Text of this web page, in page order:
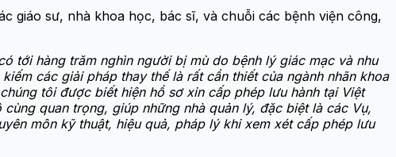
giáo sư, nhà khoa học, bác sĩ, và chuỗi các bệnh viện công,
tới hàng trăm nghìn người bị mù do bệnh lý giác mạc và nhu
các giải pháp thay thế là rất cần thiết của ngành nhãn khoa
tôi được biết hiện hồ sơ xin cấp phép lưu hành tại Việt
quan trọng, giúp những nhà quản lý, đặc biệt là các Vụ,
môn kỹ thuật, hiệu quả, pháp lý khi xem xét cấp phép lưu